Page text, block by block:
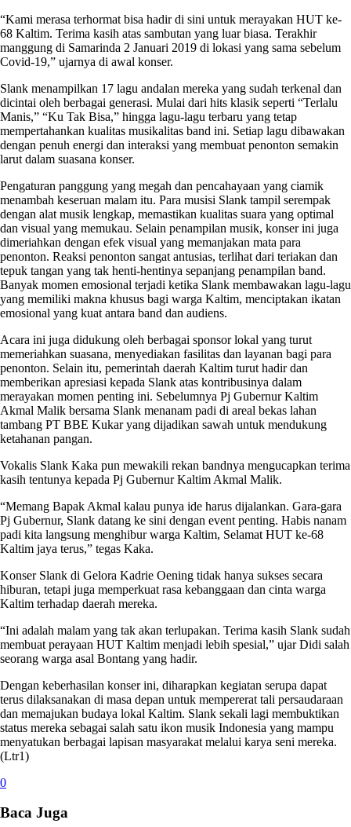
“Kami merasa terhormat bisa hadir di sini untuk merayakan HUT ke-
68 Kaltim. Terima kasih atas sambutan yang luar biasa. Terakhir
manggung di Samarinda 2 Januari 2019 di lokasi yang sama sebelum
Covid-19,” ujarnya di awal konser.
Slank menampilkan 17 lagu andalan mereka yang sudah terkenal dan
dicintai oleh berbagai generasi. Mulai dari hits klasik seperti “Terlalu
Manis,” “Ku Tak Bisa,” hingga lagu-lagu terbaru yang tetap
mempertahankan kualitas musikalitas band ini. Setiap lagu dibawakan
dengan penuh energi dan interaksi yang membuat penonton semakin
larut dalam suasana konser.
Pengaturan panggung yang megah dan pencahayaan yang ciamik
menambah keseruan malam itu. Para musisi Slank tampil serempak
dengan alat musik lengkap, memastikan kualitas suara yang optimal
dan visual yang memukau. Selain penampilan musik, konser ini juga
dimeriahkan dengan efek visual yang memanjakan mata para
penonton. Reaksi penonton sangat antusias, terlihat dari teriakan dan
tepuk tangan yang tak henti-hentinya sepanjang penampilan band.
Banyak momen emosional terjadi ketika Slank membawakan lagu-lagu
yang memiliki makna khusus bagi warga Kaltim, menciptakan ikatan
emosional yang kuat antara band dan audiens.
Acara ini juga didukung oleh berbagai sponsor lokal yang turut
memeriahkan suasana, menyediakan fasilitas dan layanan bagi para
penonton. Selain itu, pemerintah daerah Kaltim turut hadir dan
memberikan apresiasi kepada Slank atas kontribusinya dalam
merayakan momen penting ini. Sebelumnya Pj Gubernur Kaltim
Akmal Malik bersama Slank menanam padi di areal bekas lahan
tambang PT BBE Kukar yang dijadikan sawah untuk mendukung
ketahanan pangan.
Vokalis Slank Kaka pun mewakili rekan bandnya mengucapkan terima
kasih tentunya kepada Pj Gubernur Kaltim Akmal Malik.
“Memang Bapak Akmal kalau punya ide harus dijalankan. Gara-gara
Pj Gubernur, Slank datang ke sini dengan event penting. Habis nanam
padi kita langsung menghibur warga Kaltim, Selamat HUT ke-68
Kaltim jaya terus,” tegas Kaka.
Konser Slank di Gelora Kadrie Oening tidak hanya sukses secara
hiburan, tetapi juga memperkuat rasa kebanggaan dan cinta warga
Kaltim terhadap daerah mereka.
“Ini adalah malam yang tak akan terlupakan. Terima kasih Slank sudah
membuat perayaan HUT Kaltim menjadi lebih spesial,” ujar Didi salah
seorang warga asal Bontang yang hadir.
Dengan keberhasilan konser ini, diharapkan kegiatan serupa dapat
terus dilaksanakan di masa depan untuk mempererat tali persaudaraan
dan memajukan budaya lokal Kaltim. Slank sekali lagi membuktikan
status mereka sebagai salah satu ikon musik Indonesia yang mampu
menyatukan berbagai lapisan masyarakat melalui karya seni mereka.
(Ltr1)
0
Baca Juga